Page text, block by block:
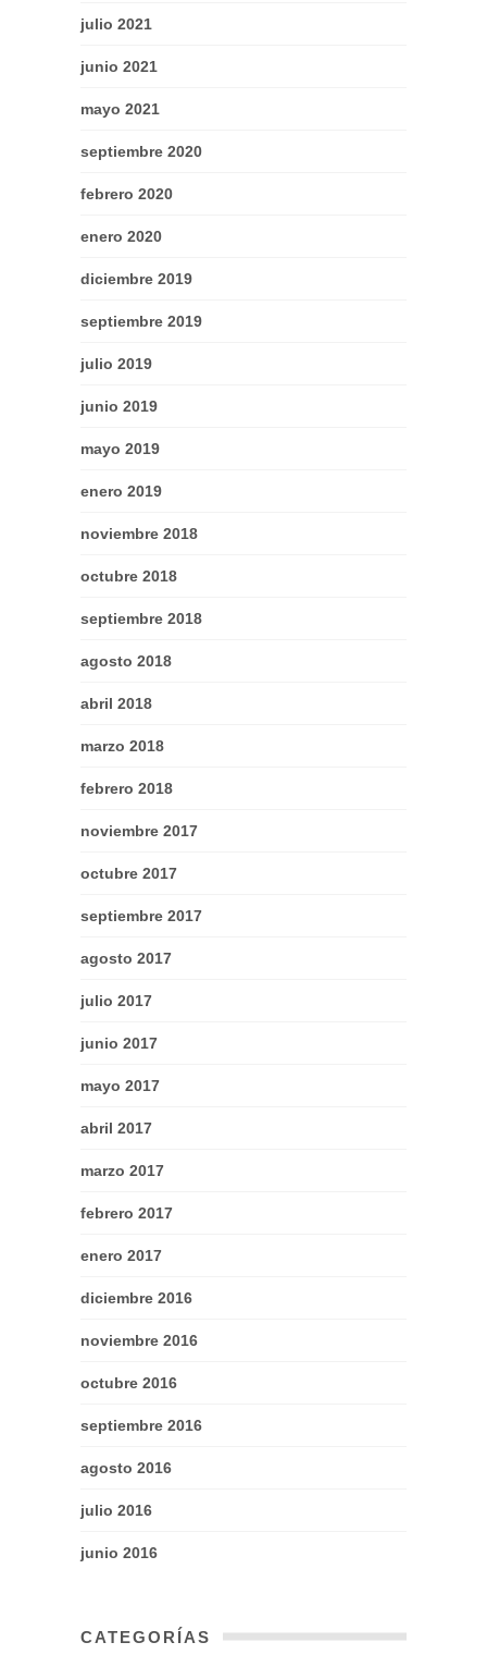
julio 2021
junio 2021
mayo 2021
septiembre 2020
febrero 2020
enero 2020
diciembre 2019
septiembre 2019
julio 2019
junio 2019
mayo 2019
enero 2019
noviembre 2018
octubre 2018
septiembre 2018
agosto 2018
abril 2018
marzo 2018
febrero 2018
noviembre 2017
octubre 2017
septiembre 2017
agosto 2017
julio 2017
junio 2017
mayo 2017
abril 2017
marzo 2017
febrero 2017
enero 2017
diciembre 2016
noviembre 2016
octubre 2016
septiembre 2016
agosto 2016
julio 2016
junio 2016
CATEGORÍAS